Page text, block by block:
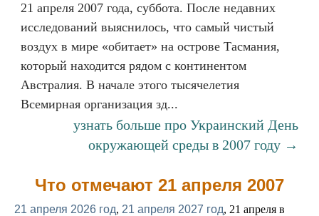
21 апреля 2007 года, суббота. После недавних
исследований выяснилось, что самый чистый
воздух в мире «обитает» на острове Тасмания,
который находится рядом с континентом
Австралия. В начале этого тысячелетия
Всемирная организация зд...
узнать больше про Украинский День
окружающей среды в 2007 году →
Что отмечают 21 апреля 2007
21 апреля 2026 год, 21 апреля 2027 год, 21 апреля в